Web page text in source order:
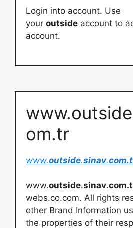
Login into account. Use
your outside account to
account.
om.tr
www.outside.sinav.
www.outside.sinav.
webs.co.com. All rights
other Brand Information
the properties of their